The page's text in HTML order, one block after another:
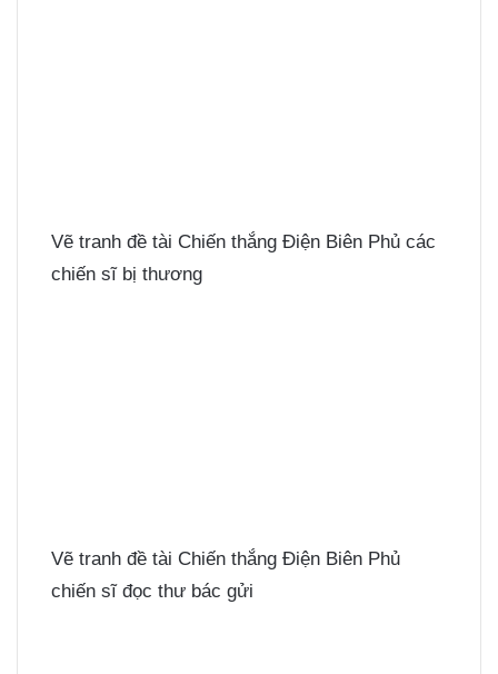
Vẽ tranh đề tài Chiến thắng Điện Biên Phủ các
chiến sĩ bị thương
Vẽ tranh đề tài Chiến thắng Điện Biên Phủ
chiến sĩ đọc thư bác gửi